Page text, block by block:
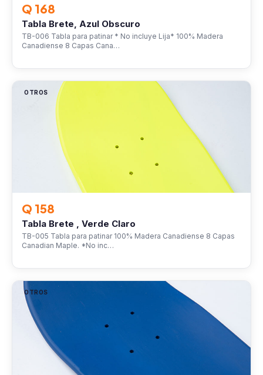
Q 168
Tabla Brete, Azul Obscuro
TB-006 Tabla para patinar * No incluye Lija* 100% Madera
Canadiense 8 Capas Cana…
OTROS
Q 158
Tabla Brete , Verde Claro
TB-005 Tabla para patinar 100% Madera Canadiense 8 Capas
Canadian Maple. *No inc…
OTROS